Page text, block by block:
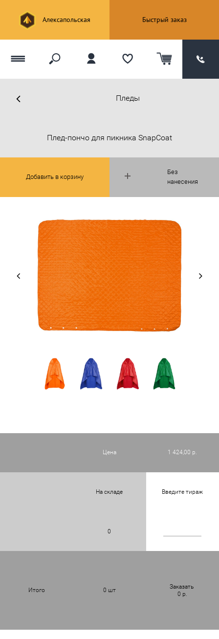
Алексапольская Быстрый заказ
Пледы
Без
нанесения
Плед-пончо для пикника SnapCoat
Добавить в корзину
Цена 1 424,00 р.
На складе Введите тираж
0
Итого 0 шт
Заказать
0 р.